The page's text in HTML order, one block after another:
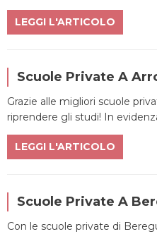
LEGGI L'ARTICOLO
Scuole Private A
Grazie alle migliori scuole
riprendere gli studi! In
LEGGI L'ARTICOLO
Scuole Private A
Con le scuole private di